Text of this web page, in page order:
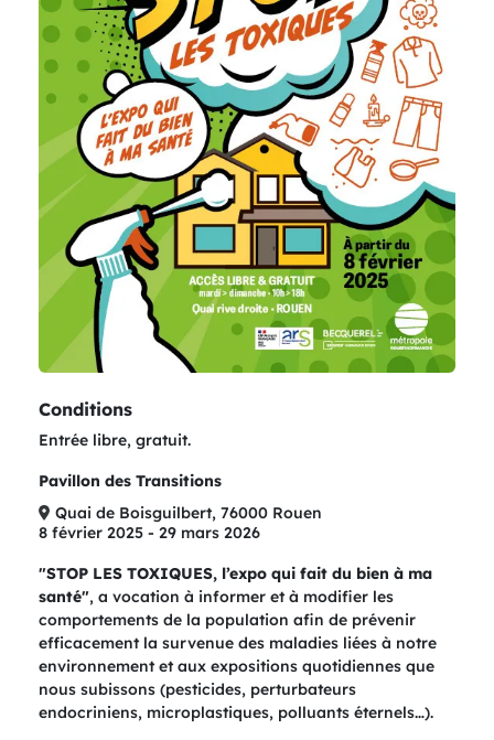
Conditions
Entrée libre, gratuit.
Pavillon des Transitions
Quai de Boisguilbert, 76000 Rouen
8 février 2025 - 29 mars 2026
"STOP LES TOXIQUES, l’expo qui fait du bien à ma
santé", a vocation à informer et à modifier les
comportements de la population afin de prévenir
efficacement la survenue des maladies liées à notre
environnement et aux expositions quotidiennes que
nous subissons (pesticides, perturbateurs
endocriniens, microplastiques, polluants éternels…).